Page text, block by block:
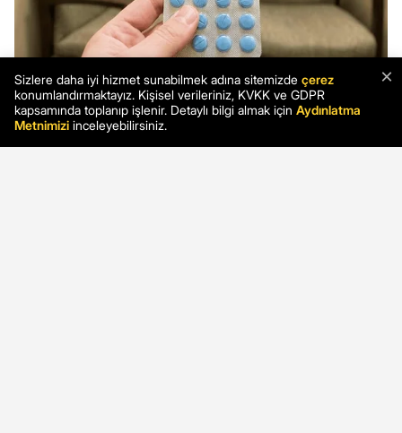
×
Sizlere daha iyi hizmet sunabilmek adına sitemizde çerez
konumlandırmaktayız. Kişisel verileriniz, KVKK ve GDPR
kapsamında toplanıp işlenir. Detaylı bilgi almak için Aydınlatma
Metnimizi inceleyebilirsiniz.